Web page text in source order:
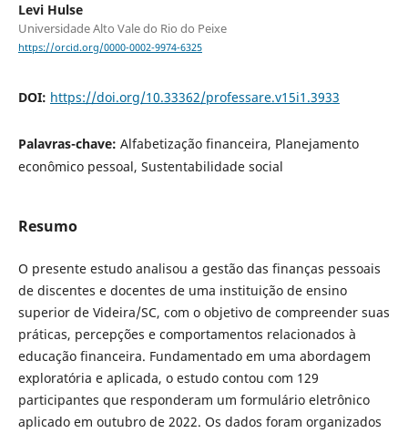
Levi Hulse
Universidade Alto Vale do Rio do Peixe
https://orcid.org/0000-0002-9974-6325
DOI: https://doi.org/10.33362/professare.v15i1.3933
Palavras-chave: Alfabetização financeira, Planejamento
econômico pessoal, Sustentabilidade social
Resumo
O presente estudo analisou a gestão das finanças pessoais
de discentes e docentes de uma instituição de ensino
superior de Videira/SC, com o objetivo de compreender suas
práticas, percepções e comportamentos relacionados à
educação financeira. Fundamentado em uma abordagem
exploratória e aplicada, o estudo contou com 129
participantes que responderam um formulário eletrônico
aplicado em outubro de 2022. Os dados foram organizados